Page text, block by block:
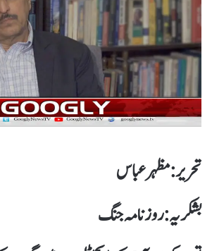
تحریر : مظہر عباس
بشکریہ: روزنامہ جنگ